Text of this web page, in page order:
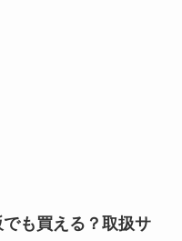
も買える？取扱サ